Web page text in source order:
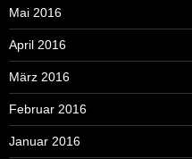
Mai 2016
April 2016
März 2016
Februar 2016
Januar 2016